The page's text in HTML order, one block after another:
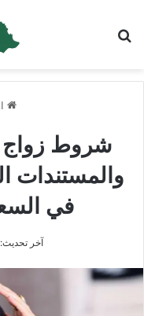
شروط زواج
والمستندات
في
آخر تحديث: مايو